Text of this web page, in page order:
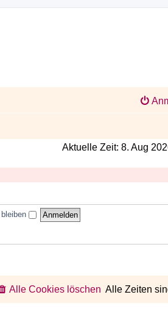
Aktuelle Zeit: 8. Aug
Alle Zeiten
Alle Cookies löschen